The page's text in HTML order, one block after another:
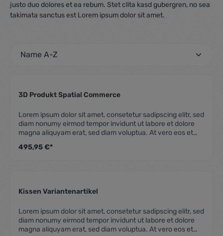
justo duo dolores et ea rebum. Stet clita kasd gubergren, no sea
takimata sanctus est Lorem ipsum dolor sit amet.
3D Produkt Spatial Commerce
Lorem ipsum dolor sit amet, consetetur sadipscing elitr, sed
diam nonumy eirmod tempor invidunt ut labore et dolore
magna aliquyam erat, sed diam voluptua. At vero eos et
gubergren, no sea takimata sanctus est Lorem ipsum dolor
ea rebum. Stet clita kasd gubergren, no sea takimata
495,95 €*
Kissen Variantenartikel
Lorem ipsum dolor sit amet, consetetur sadipscing elitr, sed
diam nonumy eirmod tempor invidunt ut labore et dolore
magna aliquyam erat, sed diam voluptua. At vero eos et